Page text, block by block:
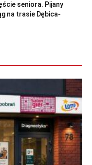
seniora. Pijany
na trasie Dębica-